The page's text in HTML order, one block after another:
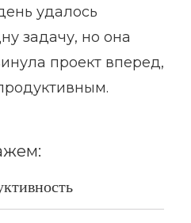
удалось
задачу, но она
проект вперед,